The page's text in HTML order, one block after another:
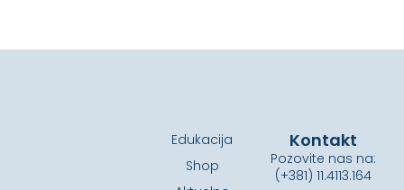
Edukacija
Shop
Kontakt
Pozovite nas na:
(+381) 11.4113.164